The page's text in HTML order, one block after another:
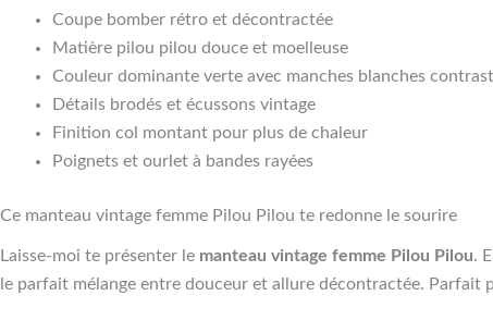
Coupe bomber rétro et décontractée
Matière pilou pilou douce et moelleuse
Couleur dominante verte avec manches blanches
Détails brodés et écussons vintage
Finition col montant pour plus de chaleur
Poignets et ourlet à bandes rayées
Ce manteau vintage femme Pilou Pilou te redonne le sourire
Laisse-moi te présenter le manteau vintage femme Pilou Pilou.
le parfait mélange entre douceur et allure décontractée.